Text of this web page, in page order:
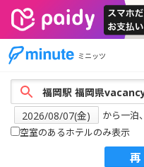
ミニッツ
から一泊
空室のあるホテルのみ表示